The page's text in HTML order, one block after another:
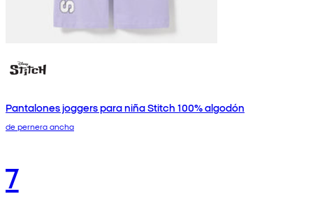
Pantalones joggers para niña Stitch 100% algodón
de pernera ancha
7